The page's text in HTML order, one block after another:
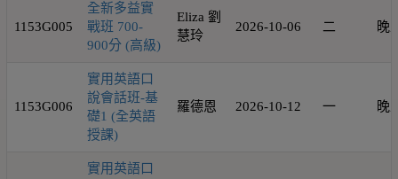
1153G005
全新多益實
戰班 700-
900分 (高級)
Eliza 劉
慧玲
2026-10-06 二 晚
1153G006
實用英語口
說會話班-基
礎1 (全英語
授課)
羅德恩 2026-10-12 一 晚
實用英語口